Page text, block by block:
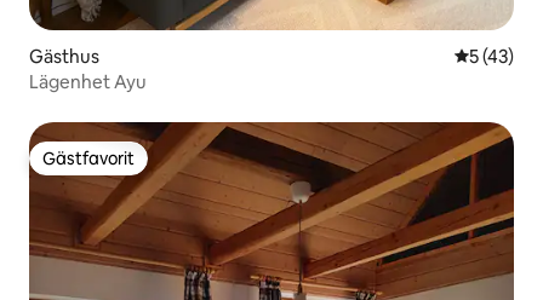
Gästhus 5 av 5 i
5 (43)
Lägenhet Ayu
Gästfavorit
Gästfavorit